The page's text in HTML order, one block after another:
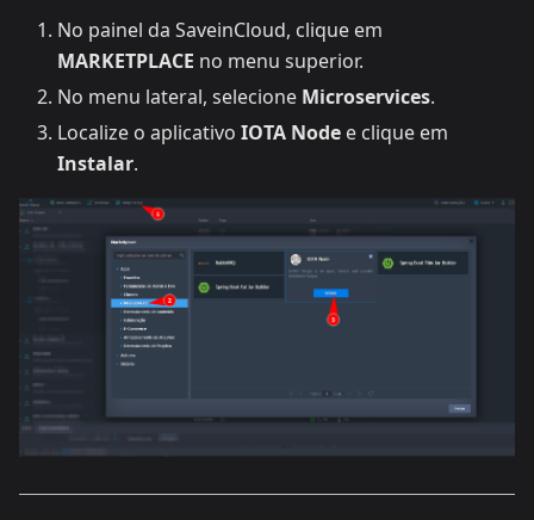
No painel da SaveinCloud, clique em
MARKETPLACE no menu superior.
No menu lateral, selecione Microservices.
Localize o aplicativo IOTA Node e clique em
Instalar.